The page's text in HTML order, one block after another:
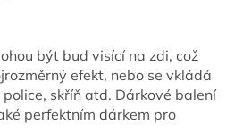
být buď visící na zdi, což
efekt, nebo se vkládá
skříň atd. Dárkové balení
perfektním dárkem pro